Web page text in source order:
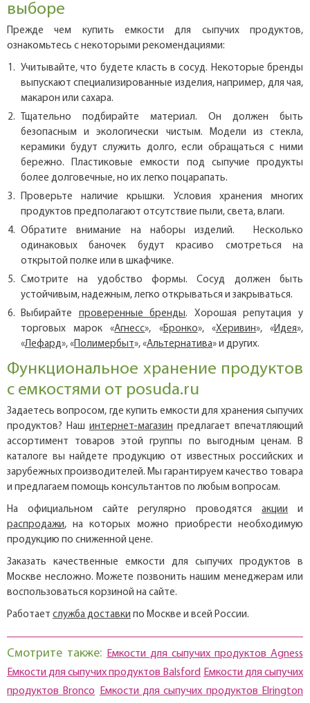
выборе
Прежде чем купить емкости для сыпучих продуктов,
ознакомьтесь с некоторыми рекомендациями:
Учитывайте, что будете класть в сосуд. Некоторые бренды
выпускают специализированные изделия, например, для чая,
макарон или сахара.
Тщательно подбирайте материал. Он должен быть
безопасным и экологически чистым. Модели из стекла,
керамики будут служить долго, если обращаться с ними
бережно. Пластиковые емкости под сыпучие продукты
более долговечные, но их легко поцарапать.
Проверьте наличие крышки. Условия хранения многих
продуктов предполагают отсутствие пыли, света, влаги.
Обратите внимание на наборы изделий. Несколько
одинаковых баночек будут красиво смотреться на
открытой полке или в шкафчике.
Смотрите на удобство формы. Сосуд должен быть
устойчивым, надежным, легко открываться и закрываться.
Выбирайте проверенные бренды. Хорошая репутация у
торговых марок «Агнесс», «Бронко», «Херивин», «Идея»,
«Лефард», «Полимербыт», «Альтернатива» и других.
Функциональное хранение продуктов
с емкостями от posuda.ru
Задаетесь вопросом, где купить емкости для хранения сыпучих
продуктов? Наш интернет-магазин предлагает впечатляющий
ассортимент товаров этой группы по выгодным ценам. В
каталоге вы найдете продукцию от известных российских и
зарубежных производителей. Мы гарантируем качество товара
и предлагаем помощь консультантов по любым вопросам.
На официальном сайте регулярно проводятсяакции и
распродажи, на которых можно приобрести необходимую
продукцию по сниженной цене.
Заказать качественные емкости для сыпучих продуктов в
Москве несложно. Можете позвонить нашим менеджерам или
воспользоваться корзиной на сайте.
Работает служба доставки по Москве и всей России.
Смотрите также: Емкости для сыпучих продуктов Agness
Емкости для сыпучих продуктов Balsford Емкости для сыпучих
продуктов Bronco Емкости для сыпучих продуктов Elrington